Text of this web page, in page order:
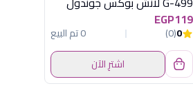
EGP119
0
(0)
0 تم البيع
اشترِ الآن